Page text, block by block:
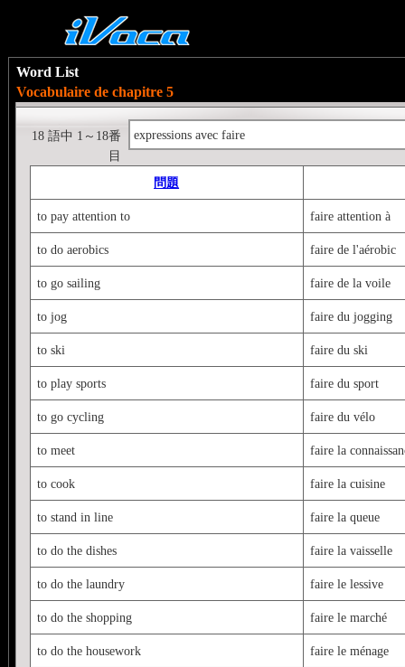
Word List
Vocabulaire de chapitre 5
expressions avec faire
18 語中 1～18番
目
問題
to pay attention to faire attention à
to do aerobics faire de l'aérobic
to go sailing faire de la voile
to jog faire du jogging
to ski faire du ski
to play sports faire du sport
to go cycling faire du vélo
to meet faire la
to cook faire la cuisine
to stand in line faire la queue
to do the dishes faire la vaisselle
to do the laundry faire le lessive
to do the shopping faire le marché
to do the housework faire le ménage